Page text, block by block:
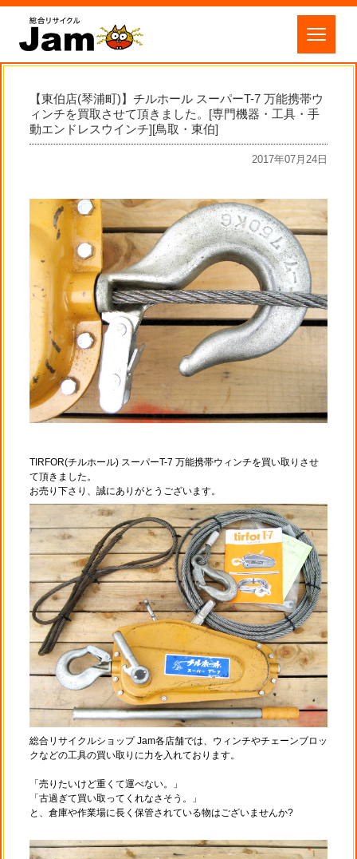
【東伯店(琴浦町)】チルホール スーパーT-7 万能携帯ウ
ィンチを買取させて頂きました。[専門機器・工具・手
動エンドレスウインチ][鳥取・東伯]
2017年07月24日
TIRFOR(チルホール) スーパーT-7 万能携帯ウィンチを買い取りさせ
て頂きました。
お売り下さり、誠にありがとうございます。
総合リサイクルショップ Jam各店舗では、ウィンチやチェーンブロッ
クなどの工具の買い取りに力を入れております。
「売りたいけど重くて運べない。」
「古過ぎて買い取ってくれなさそう。」
と、倉庫や作業場に長く保管されている物はございませんか?